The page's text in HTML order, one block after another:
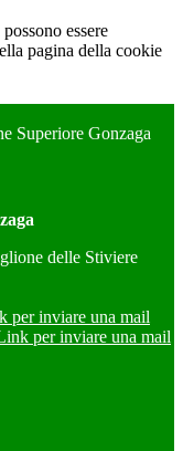
essere
pagina della cookie
Superiore Gonzaga
delle Stiviere
per inviare una mail
per inviare una mail